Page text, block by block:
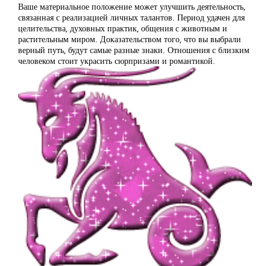
Ваше материальное положение может улучшить деятельность,
связанная с реализацией личных талантов. Период удачен для
целительства, духовных практик, общения с животным и
растительным миром. Доказательством того, что вы выбрали
верный путь, будут самые разные знаки. Отношения с близким
человеком стоит украсить сюрпризами и романтикой.